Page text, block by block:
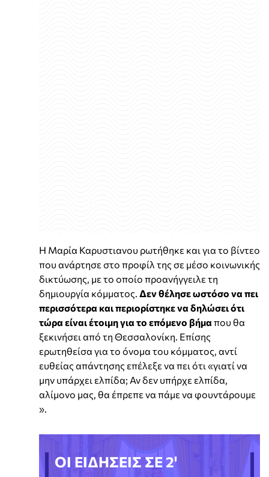
Η Μαρία Καρυστιανου ρωτήθηκε και για το βίντεο
που ανάρτησε στο προφίλ της σε μέσο κοινωνικής
δικτύωσης, με το οποίο προανήγγειλε τη
δημιουργία κόμματος. Δεν θέλησε ωστόσο να πει
περισσότερα και περιορίστηκε να δηλώσει ότι
τώρα είναι έτοιμη για το επόμενο βήμα που θα
ξεκινήσει από τη Θεσσαλονίκη. Επίσης
ερωτηθείσα για το όνομα του κόμματος, αντί
ευθείας απάντησης επέλεξε να πει ότι «γιατί να
μην υπάρχει ελπίδα; Αν δεν υπήρχε ελπίδα,
αλίμονο μας, θα έπρεπε να πάμε να φουντάρουμε
».
ΟΙ ΕΙΔΗΣΕΙΣ ΣΕ 2'